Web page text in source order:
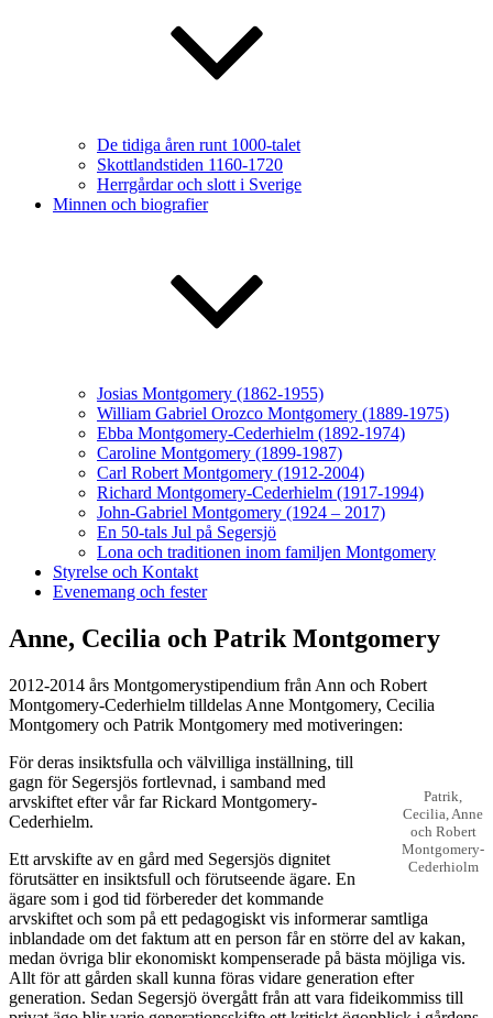
De tidiga åren runt 1000-talet
Skottlandstiden 1160-1720
Herrgårdar och slott i Sverige
Minnen och biografier
Josias Montgomery (1862-1955)
William Gabriel Orozco Montgomery (1889-1975)
Ebba Montgomery-Cederhielm (1892-1974)
Caroline Montgomery (1899-1987)
Carl Robert Montgomery (1912-2004)
Richard Montgomery-Cederhielm (1917-1994)
John-Gabriel Montgomery (1924 – 2017)
En 50-tals Jul på Segersjö
Lona och traditionen inom familjen Montgomery
Styrelse och Kontakt
Evenemang och fester
Anne, Cecilia och Patrik Montgomery
2012-2014 års Montgomerystipendium från Ann och Robert
Montgomery-Cederhielm tilldelas Anne Montgomery, Cecilia
Montgomery och Patrik Montgomery med motiveringen:
Patrik,
Cecilia, Anne
och Robert
Montgomery-
Cederhiolm
För deras insiktsfulla och välvilliga inställning, till
gagn för Segersjös fortlevnad, i samband med
arvskiftet efter vår far Rickard Montgomery-
Cederhielm.
Ett arvskifte av en gård med Segersjös dignitet
förutsätter en insiktsfull och förutseende ägare. En
ägare som i god tid förbereder det kommande
arvskiftet och som på ett pedagogiskt vis informerar samtliga
inblandade om det faktum att en person får en större del av kakan,
medan övriga blir ekonomiskt kompenserade på bästa möjliga vis.
Allt för att gården skall kunna föras vidare generation efter
generation. Sedan Segersjö övergått från att vara fideikommiss till